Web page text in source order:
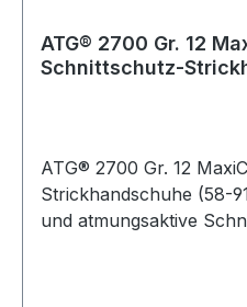
ATG® 2700 Gr. 12
Schnittschutz-
ATG® 2700 Gr. 12
Strickhandschuhe (58-
und atmungsaktive